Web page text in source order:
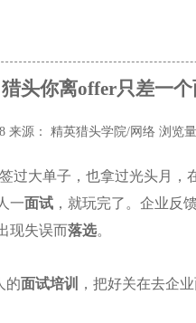
猎头你离offer只差一
来源： 精英猎头学院/网络 浏览
过大单子，也拿过光头月，
一面试 ，就玩完了。企业反
现失误而落选。
的面试培训 ，把好关在去企